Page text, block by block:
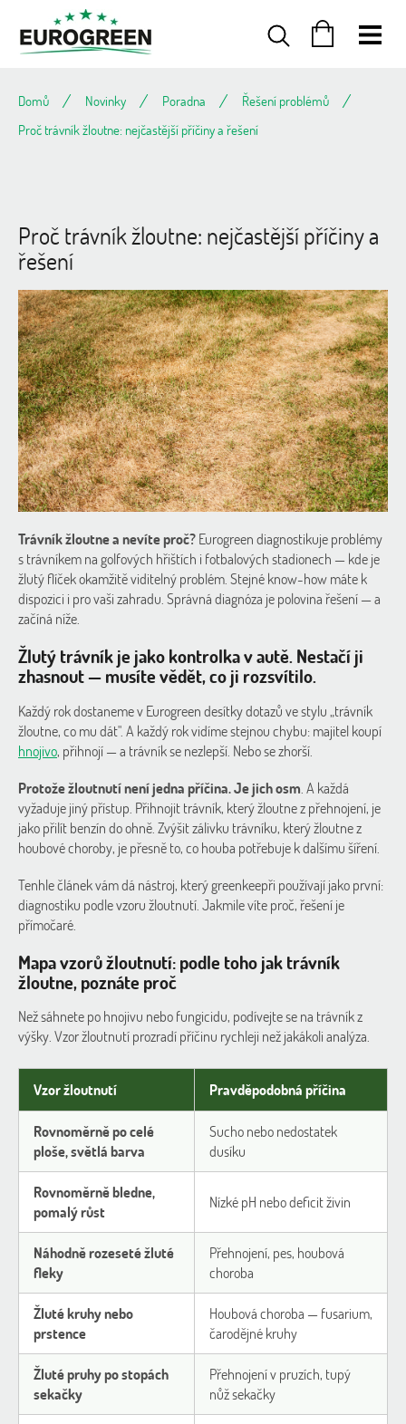
obsah
Domů Novinky Poradna
Řešení problémů
Proč trávník žloutne: nejčastější příčiny a řešení
Proč trávník žloutne: nejčastější příčiny a
řešení
Trávník žloutne a nevíte proč?Eurogreen diagnostikuje problémy
s trávníkem na golfových hřištích i fotbalových stadionech — kde je
žlutý flíček okamžitě viditelný problém. Stejné know-how máte k
dispozici i pro vaši zahradu. Správná diagnóza je polovina řešení — a
začíná níže.
Žlutý trávník je jako kontrolka v autě. Nestačí ji
zhasnout — musíte vědět, co ji rozsvítilo.
Každý rok dostaneme v Eurogreen desítky dotazů ve stylu „trávník
žloutne, co mu dát". A každý rok vidíme stejnou chybu: majitel koupí
hnojivo, přihnojí — a trávník se nezlepší. Nebo se zhorší.
Protože žloutnutí není jedna příčina. Je jich osm . A každá
vyžaduje jiný přístup. Přihnojit trávník, který žloutne z přehnojení, je
jako přilít benzín do ohně. Zvýšit zálivku trávníku, který žloutne z
houbové choroby, je přesně to, co houba potřebuje k dalšímu šíření.
Tenhle článek vám dá nástroj, který greenkeepři používají jako první:
diagnostiku podle vzoru žloutnutí. Jakmile víte proč, řešení je
přímočaré.
Mapa vzorů žloutnutí: podle toho jak trávník
žloutne, poznáte proč
Než sáhnete po hnojivu nebo fungicidu, podívejte se na trávník z
výšky. Vzor žloutnutí prozradí příčinu rychleji než jakákoli analýza.
Vzor žloutnutí Pravděpodobná příčina
Rovnoměrně po celé
ploše, světlá barva
Sucho nebo nedostatek
dusíku
Rovnoměrně bledne,
pomalý růst
Nízké pH nebo deficit živin
Náhodně rozeseté žluté
fleky
Přehnojení, pes, houbová
choroba
Žluté kruhy nebo
prstence
Houbová choroba — fusarium,
čarodějné kruhy
Žluté pruhy po stopách
sekačky
Přehnojení v pruzích, tupý
nůž sekačky